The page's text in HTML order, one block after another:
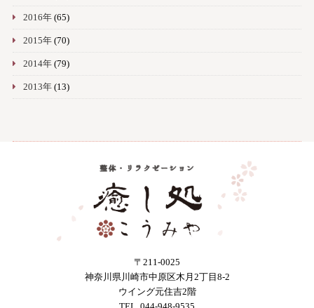
2016年(65)
2015年(70)
2014年(79)
2013年(13)
〒211-0025
神奈川県川崎市中原区木月2丁目8-2
ウイング元住吉2階